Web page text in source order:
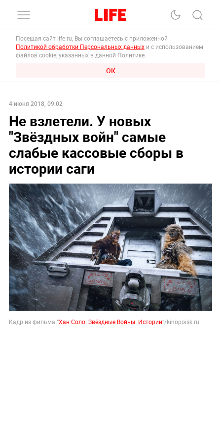
Посещая сайт life.ru, Вы соглашаетесь с приложенной
Политикой обработки Персональных данных и с использованием
файлов cookie, указанных в данной Политике.
ОК
4 июня 2018, 09:02
Не взлетели. У новых
"Звёздных войн" самые
слабые кассовые сборы в
истории саги
Кадр из фильма “Хан Соло: Звёздные Войны. Истории”/kinopoisk.ru